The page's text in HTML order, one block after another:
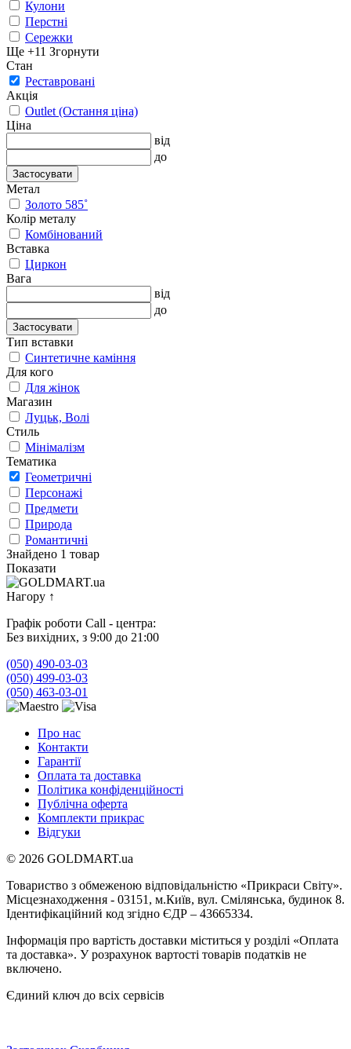
Кулони
Перстні
Сережки
Ще +11 Згорнути
Стан
Реставровані
Акція
Outlet (Остання ціна)
Ціна
від
до
Застосувати
Метал
Золото 585˚
Колір металу
Комбінований
Вставка
Циркон
Вага
від
до
Застосувати
Тип вставки
Синтетичне каміння
Для кого
Для жінок
Магазин
Луцьк, Волі
Стиль
Мінімалізм
Тематика
Геометричні
Персонажі
Предмети
Природа
Романтичні
Знайдено 1 товар
Показати
Нагору ↑
Графік роботи Call - центра:
Без вихідних, з 9:00 до 21:00
(050) 490-03-03
(050) 499-03-03
(050) 463-03-01
Про нас
Контакти
Гарантії
Оплата та доставка
Політика конфіденційності
Публічна оферта
Комплекти прикрас
Відгуки
© 2026 GOLDMART.ua
Товариство з обмеженою відповідальністю «Прикраси Світу».
Місцезнаходження - 03151, м.Київ, вул. Смілянська, будинок 8.
Ідентифікаційний код згідно ЄДР – 43665334.
Інформація про вартість доставки міститься у розділі «Оплата
та доставка». У розрахунок вартості товарів податків не
включено.
Єдиний ключ до всіх сервісів